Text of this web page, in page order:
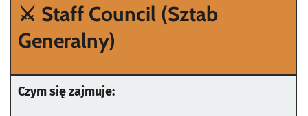
⚔️ Staff Council (Sztab
Generalny)
Czym się zajmuje: